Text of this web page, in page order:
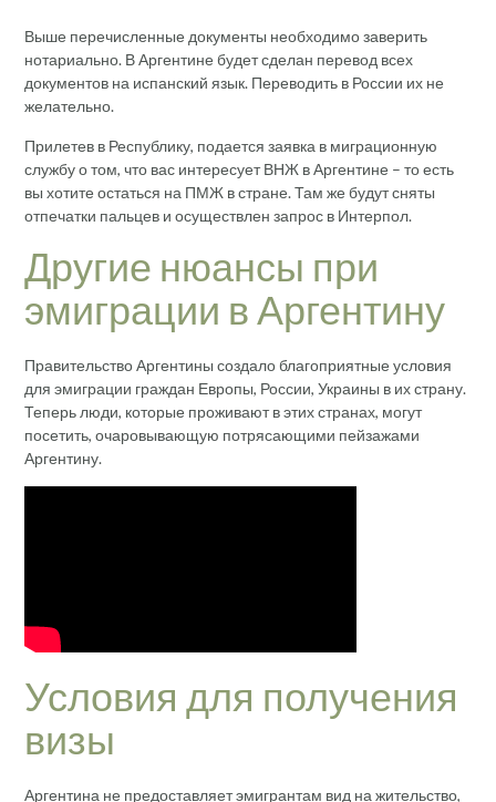
Выше перечисленные документы необходимо заверить
нотариально. В Аргентине будет сделан перевод всех
документов на испанский язык. Переводить в России их не
желательно.
Прилетев в Республику, подается заявка в миграционную
службу о том, что вас интересует ВНЖ в Аргентине – то есть
вы хотите остаться на ПМЖ в стране. Там же будут сняты
отпечатки пальцев и осуществлен запрос в Интерпол.
Другие нюансы при
эмиграции в Аргентину
Правительство Аргентины создало благоприятные условия
для эмиграции граждан Европы, России, Украины в их страну.
Теперь люди, которые проживают в этих странах, могут
посетить, очаровывающую потрясающими пейзажами
Аргентину.
Условия для получения
визы
Аргентина не предоставляет эмигрантам вид на жительство,